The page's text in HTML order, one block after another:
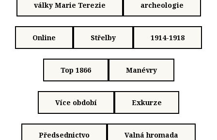
války Marie Terezie archeologie
Online Střelby 1914-1918
Top 1866 Manévry
Více období Exkurze
Předsednictvo Valná hromada